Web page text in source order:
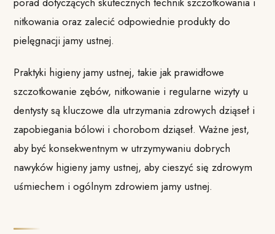
nitkowania oraz zalecić odpowiednie produkty do
pielęgnacji jamy ustnej.
Praktyki higieny jamy ustnej, takie jak prawidłowe
szczotkowanie zębów, nitkowanie i regularne wizyty u
dentysty są kluczowe dla utrzymania zdrowych dziąseł i
zapobiegania bólowi i chorobom dziąseł. Ważne jest,
aby być konsekwentnym w utrzymywaniu dobrych
nawyków higieny jamy ustnej, aby cieszyć się zdrowym
uśmiechem i ogólnym zdrowiem jamy ustnej.